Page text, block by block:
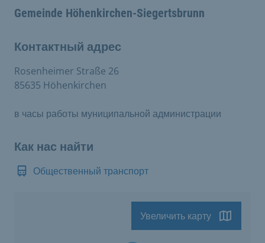
Gemeinde Höhenkirchen-Siegertsbrunn
Контактный адрес
Rosenheimer Straße 26
85635 Höhenkirchen
в часы работы муниципальной администрации
Как нас найти
Общественный транспорт
Увеличить карту